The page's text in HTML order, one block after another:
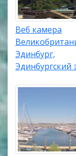
Веб камера
Эдинбург,
Эдинбургский